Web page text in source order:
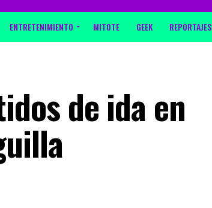
ENTRETENIMIENTO MITOTE GEEK REPORTAJES
de ida en